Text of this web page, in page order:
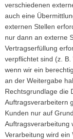
verschiedenen
auch eine
externen Stellen
nur dann an externe
Vertragserfüllung
verpflichtet sind (z.
wenn wir ein
an der Weitergabe
Rechtsgrundlage die
Auftragsverarbeitern
Kunden nur auf
Auftragsverarbeitung
Verarbeitung wird ein